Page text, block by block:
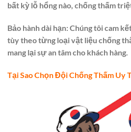
bất kỳ lỗ hổng nào, chống thấm
Bảo hành dài hạn: Chúng tôi cam
tùy theo từng loại vật liệu chống
mang lại sự an tâm cho khách hàng.
Tại Sao Chọn Đội Chống Thấm Uy